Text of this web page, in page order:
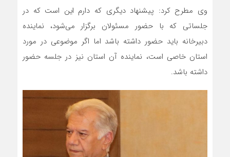
وی مطرح کرد: پیشنهاد دیگری که دارم این است که در
جلساتی که با حضور مسئولان برگزار می‌شود، نماینده
دبیرخانه باید حضور داشته باشد اما اگر موضوعی در مورد
استان خاصی است، نماینده آن استان نیز در جلسه حضور
داشته باشد.